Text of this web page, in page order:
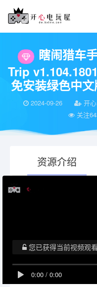
欢迎您光临开心电玩屋，本站专
当前位置： 开心电玩屋
瞎闹猎车
Trip
免安装绿色中
2024-09-26 开
关注
资源介绍
0:00 / 0:00
您已获得当前视频观